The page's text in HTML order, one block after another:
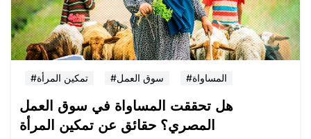
#تمكين المرأة #سوق العمل #المساواة
هل تحققت المساواة في سوق العمل
المصري؟ حقائق عن تمكين المرأة